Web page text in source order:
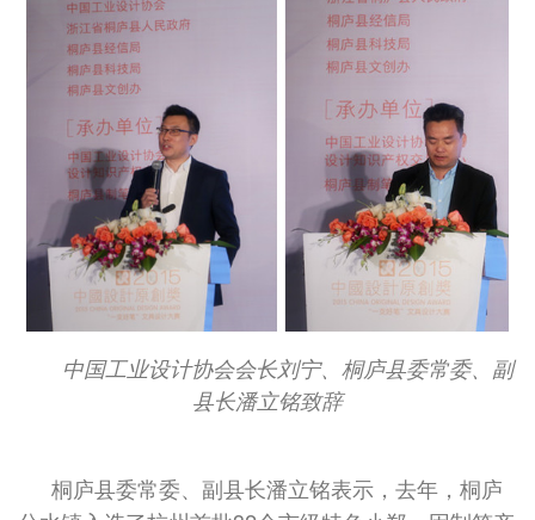
中国工业设计协会会长刘宁、桐庐县委常委、副
县长潘立铭致辞
桐庐县委常委、副县长潘立铭表示，去年，桐庐